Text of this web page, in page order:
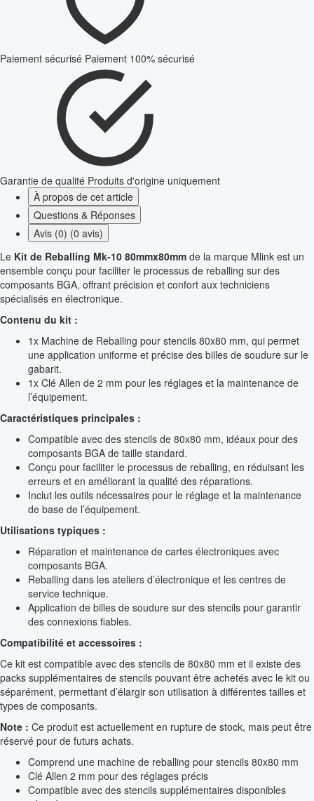
Paiement sécurisé Paiement 100% sécurisé
Garantie de qualité Produits d'origine uniquement
À propos de cet article
Questions & Réponses
Avis (0) (0 avis)
Le Kit de Reballing Mk-10 80mmx80mm de la marque Mlink est un
ensemble conçu pour faciliter le processus de reballing sur des
composants BGA, offrant précision et confort aux techniciens
spécialisés en électronique.
Contenu du kit :
1x Machine de Reballing pour stencils 80x80 mm, qui permet
une application uniforme et précise des billes de soudure sur le
gabarit.
1x Clé Allen de 2 mm pour les réglages et la maintenance de
l’équipement.
Caractéristiques principales :
Compatible avec des stencils de 80x80 mm, idéaux pour des
composants BGA de taille standard.
Conçu pour faciliter le processus de reballing, en réduisant les
erreurs et en améliorant la qualité des réparations.
Inclut les outils nécessaires pour le réglage et la maintenance
de base de l’équipement.
Utilisations typiques :
Réparation et maintenance de cartes électroniques avec
composants BGA.
Reballing dans les ateliers d’électronique et les centres de
service technique.
Application de billes de soudure sur des stencils pour garantir
des connexions fiables.
Compatibilité et accessoires :
Ce kit est compatible avec des stencils de 80x80 mm et il existe des
packs supplémentaires de stencils pouvant être achetés avec le kit ou
séparément, permettant d’élargir son utilisation à différentes tailles et
types de composants.
Note : Ce produit est actuellement en rupture de stock, mais peut être
réservé pour de futurs achats.
Comprend une machine de reballing pour stencils 80x80 mm
Clé Allen 2 mm pour des réglages précis
Compatible avec des stencils supplémentaires disponibles